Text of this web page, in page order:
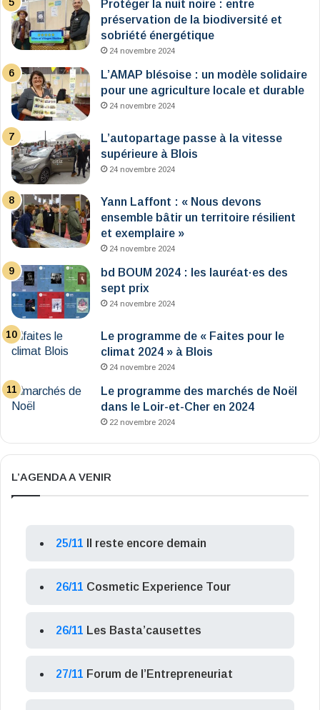
Protéger la nuit noire : entre
préservation de la biodiversité et
sobriété énergétique
24 novembre 2024
L’AMAP blésoise : un modèle solidaire
pour une agriculture locale et durable
24 novembre 2024
L’autopartage passe à la vitesse
supérieure à Blois
24 novembre 2024
Yann Laffont : « Nous devons
ensemble bâtir un territoire résilient
et exemplaire »
24 novembre 2024
bd BOUM 2024 : les lauréat·es des
sept prix
24 novembre 2024
Le programme de « Faites pour le
climat 2024 » à Blois
24 novembre 2024
Le programme des marchés de Noël
dans le Loir-et-Cher en 2024
22 novembre 2024
L’AGENDA A VENIR
25/11 Il reste encore demain
26/11 Cosmetic Experience Tour
26/11 Les Basta’causettes
27/11 Forum de l’Entrepreneuriat